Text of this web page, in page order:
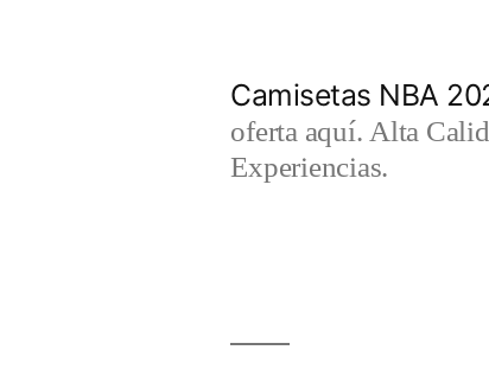
Camisetas NBA
oferta aquí. Alta
Experiencias.